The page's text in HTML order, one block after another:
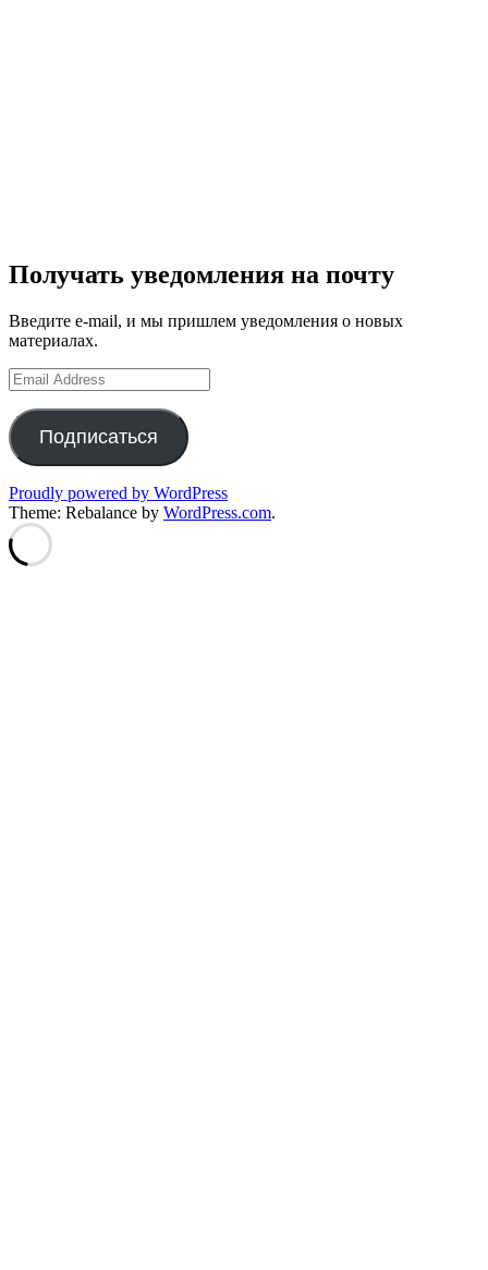
Получать уведомления на почту
Введите e-mail, и мы пришлем уведомления о новых
материалах.
Email
Address
Подписаться
Proudly powered by WordPress
Theme: Rebalance by WordPress.com.